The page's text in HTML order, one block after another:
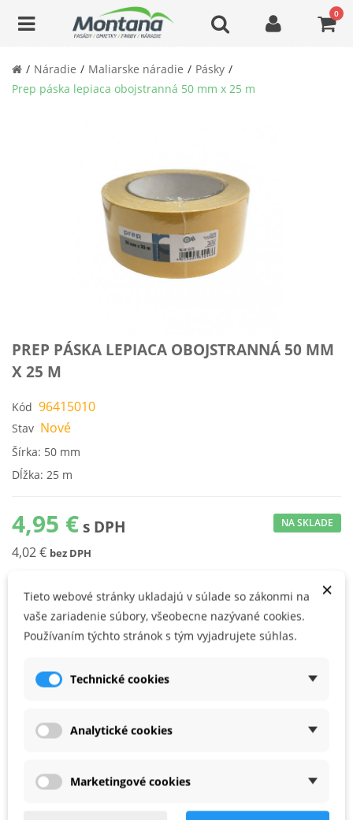
0
Náradie Maliarske náradie
Pásky
Prep páska lepiaca obojstranná 50 mm x 25 m
PREP PÁSKA LEPIACA OBOJSTRANNÁ 50 MM
X 25 M
Kód 96415010
Stav Nové
Šírka: 50 mm
Dĺžka: 25 m
4,95 € s DPH
4,02 € bez DPH
NA SKLADE
KÚPIŤ
×
Tieto webové stránky ukladajú v súlade so zákonmi na
vaše zariadenie súbory, všeobecne nazývané cookies.
Používaním týchto stránok s tým vyjadrujete súhlas.
Technické cookies
Analytické cookies
Marketingové cookies